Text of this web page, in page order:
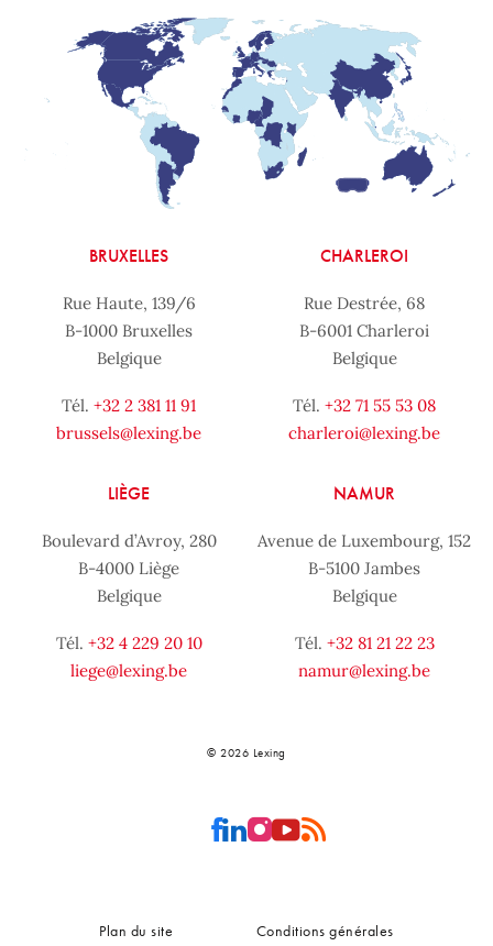
BRUXELLES
Rue Haute, 139/6
B-1000 Bruxelles
Belgique
Tél. +32 2 381 11 91
brussels@lexing.be
CHARLEROI
Rue Destrée, 68
B-6001 Charleroi
Belgique
Tél. +32 71 55 53 08
charleroi@lexing.be
LIÈGE
Boulevard d’Avroy, 280
B-4000 Liège
Belgique
Tél. +32 4 229 20 10
liege@lexing.be
NAMUR
Avenue de Luxembourg, 152
B-5100 Jambes
Belgique
Tél. +32 81 21 22 23
namur@lexing.be
© 2026 Lexing
Plan du site Conditions générales